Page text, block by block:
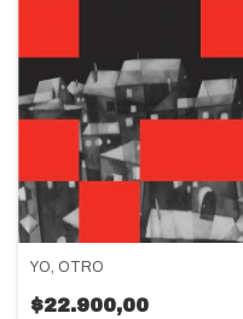
YO, OTRO
$22.900,00